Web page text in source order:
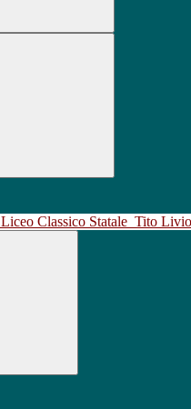
Liceo Classico Statale Tito Livio